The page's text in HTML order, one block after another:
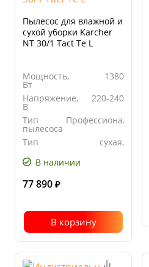
Пылесос для влажной и
сухой уборки Karcher
NT 30/1 Tact Te L
Мощность,
Вт
1380
Напряжение,
В
220-240
Тип
пылесоса
Профессиональный
Тип
сухая,
влажная
В наличии
77 890 ₽
В корзину